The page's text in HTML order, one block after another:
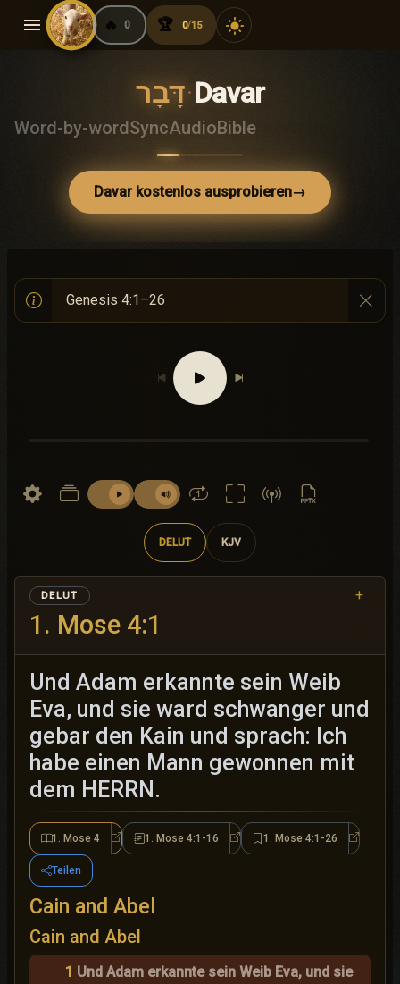
menu 🔥 0 🏆 0/15 light_mode
דָּבָר·Davar
Word-by-wordSyncAudioBible
Davar kostenlos ausprobieren→
DELUT KJV
1. Mose 4:1
DELUT +
Und Adam erkannte sein Weib
Eva, und sie ward schwanger und
gebar den Kain und sprach: Ich
habe einen Mann gewonnen mit
dem HERRN.
1. Mose 4 1. Mose 41. Mose 4:1-16 1. Mose 4:1-16
1. Mose 4:1-26 1. Mose
Teilen
Cain and Abel
Cain and Abel
1 Und Adam erkannte sein Weib Eva, und sie